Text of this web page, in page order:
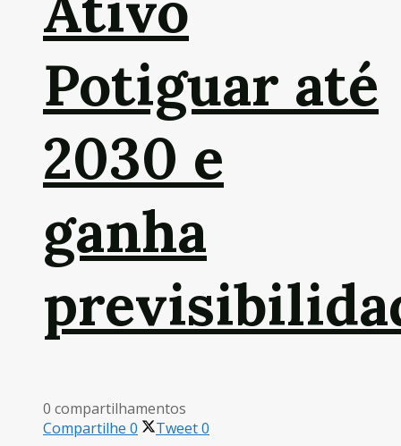
Potiguar até
2030 e
ganha
0 compartilhamentos
Compartilhe 0 Tweet0